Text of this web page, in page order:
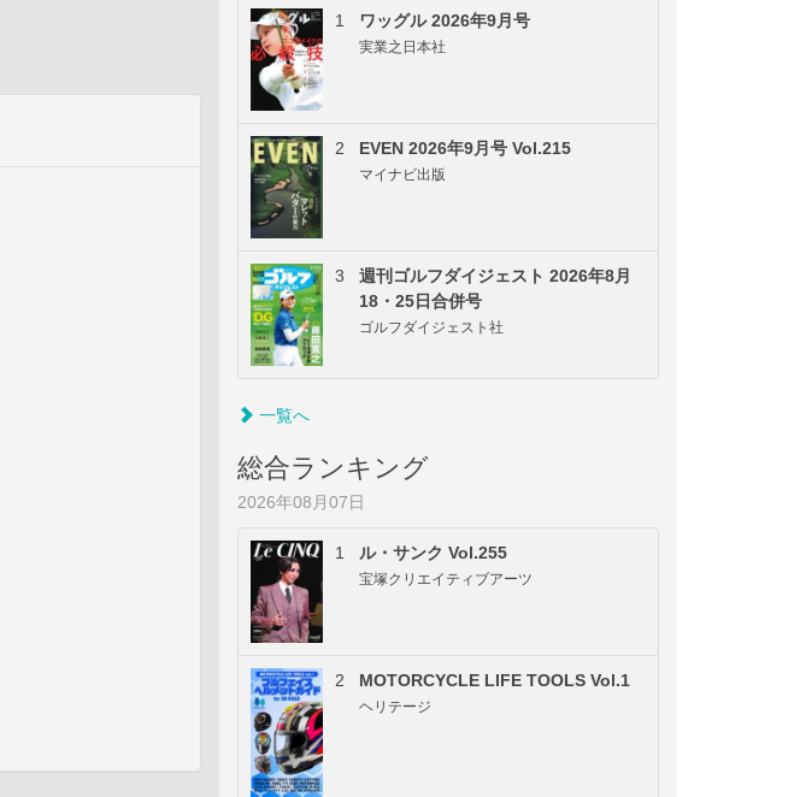
1 ワッグル 2026年9月号
実業之日本社
2 EVEN 2026年9月号 Vol.215
マイナビ出版
3
週刊ゴルフダイジェスト 2026年8月
18・25日合併号
ゴルフダイジェスト社
一覧へ
総合ランキング
2026年08月07日
1 ル・サンク Vol.255
宝塚クリエイティブアーツ
2 MOTORCYCLE LIFE TOOLS Vol.1
ヘリテージ